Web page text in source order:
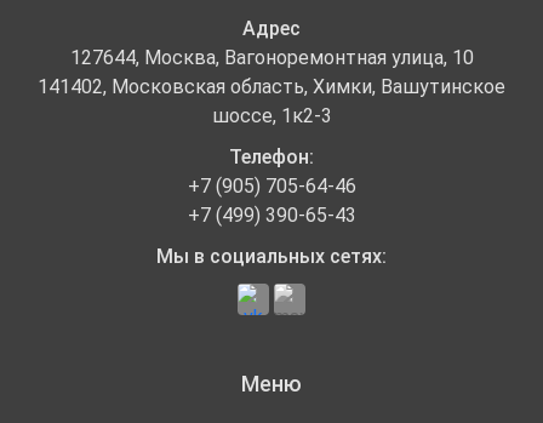
Меню
Адрес
127644, Москва, Вагоноремонтная улица, 10
141402, Московская область, Химки, Вашутинское
шоссе, 1к2-3
Телефон:
+7 (905) 705-64-46
+7 (499) 390-65-43
Мы в социальных сетях: